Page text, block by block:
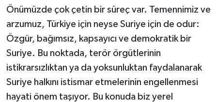
Önümüzde çok çetin bir süreç var. Temennimiz ve
arzumuz, Türkiye için neyse Suriye için de odur:
Özgür, bağımsız, kapsayıcı ve demokratik bir
Suriye. Bu noktada, terör örgütlerinin
istikrarsızlıktan ya da yoksunluktan faydalanarak
Suriye halkını istismar etmelerinin engellenmesi
hayati önem taşıyor. Bu konuda biz yerel